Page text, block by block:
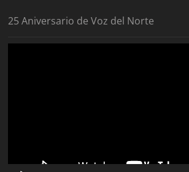
25 Aniversario de Voz del Norte